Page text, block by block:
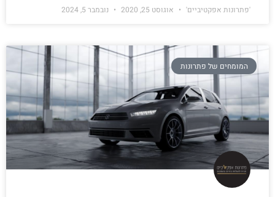
'פתרונות אפקטיביים' אוגוסט 25, 2020 נובמבר 5, 2024
המומחים של פתרונות